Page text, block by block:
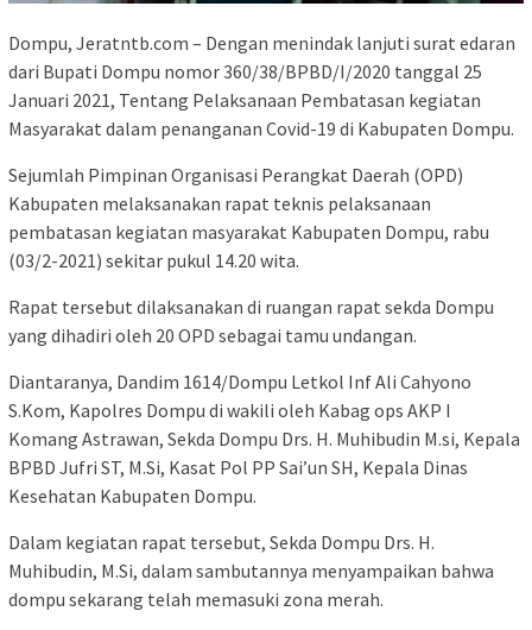
Dompu, Jeratntb.com – Dengan menindak lanjuti surat edaran
dari Bupati Dompu nomor 360/38/BPBD/I/2020 tanggal 25
Januari 2021, Tentang Pelaksanaan Pembatasan kegiatan
Masyarakat dalam penanganan Covid-19 di Kabupaten Dompu.
Sejumlah Pimpinan Organisasi Perangkat Daerah (OPD)
Kabupaten melaksanakan rapat teknis pelaksanaan
pembatasan kegiatan masyarakat Kabupaten Dompu, rabu
(03/2-2021) sekitar pukul 14.20 wita.
Rapat tersebut dilaksanakan di ruangan rapat sekda Dompu
yang dihadiri oleh 20 OPD sebagai tamu undangan.
Diantaranya, Dandim 1614/Dompu Letkol Inf Ali Cahyono
S.Kom, Kapolres Dompu di wakili oleh Kabag ops AKP I
Komang Astrawan, Sekda Dompu Drs. H. Muhibudin M.si, Kepala
BPBD Jufri ST, M.Si, Kasat Pol PP Sai’un SH, Kepala Dinas
Kesehatan Kabupaten Dompu.
Dalam kegiatan rapat tersebut, Sekda Dompu Drs. H.
Muhibudin, M.Si, dalam sambutannya menyampaikan bahwa
dompu sekarang telah memasuki zona merah.